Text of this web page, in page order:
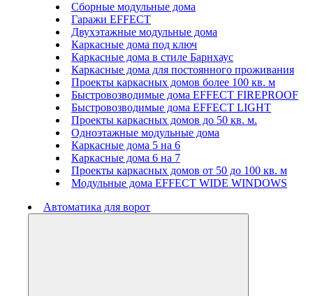
Сборные модульные дома
Гаражи EFFECT
Двухэтажные модульные дома
Каркасные дома под ключ
Каркасные дома в стиле Барнхаус
Каркасные дома для постоянного проживания
Проекты каркасных домов более 100 кв. м
Быстровозводимые дома EFFECT FIREPROOF
Быстровозводимые дома EFFECT LIGHT
Проекты каркасных домов до 50 кв. м.
Одноэтажные модульные дома
Каркасные дома 5 на 6
Каркасные дома 6 на 7
Проекты каркасных домов от 50 до 100 кв. м
Модульные дома EFFECT WIDE WINDOWS
Автоматика для ворот